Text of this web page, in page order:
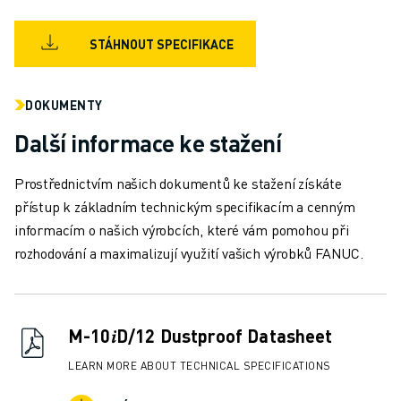
LAKOVÁNÍ
KONTROLA POMOCÍ STROJOVÉHO VIDĚNÍ
PŘÍPADOVÉ STUDIE
ZÁKAZNICKÝ SERVIS
PÉČE O ZÁKAZNÍKY
PLÁNY SPOLEČNOSTI FANUC
SERVIS A ÚDRŽBA
NÁHRADNÍ DÍLY
NÁSTROJE DIGITÁLNÍCH SLUŽEB
E-OBCHOD
STÁHNOUT SPECIFIKACE
DOKUMENTY
Další informace ke stažení
Prostřednictvím našich dokumentů ke stažení získáte
přístup k základním technickým specifikacím a cenným
informacím o našich výrobcích, které vám pomohou při
rozhodování a maximalizují využití vašich výrobků FANUC.
M-10𝑖D/12 Dustproof Datasheet
LEARN MORE ABOUT TECHNICAL SPECIFICATIONS